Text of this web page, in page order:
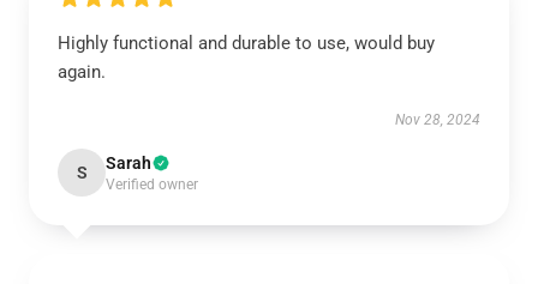
Highly functional and durable to use, would buy
again.
Nov 28, 2024
S Sarah
Verified owner